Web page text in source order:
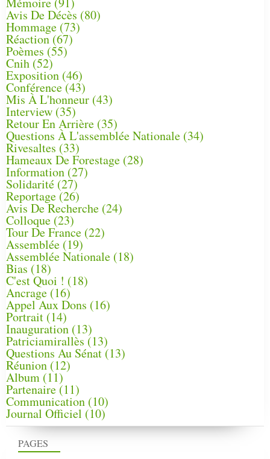
PAGES
Avis De Décès (80)
Hommage (73)
Réaction(67)
Poèmes (55)
Cnih (52)
Exposition (46)
Conférence(43)
Mis À L'honneur (43)
Interview (35)
Retour En Arrière (35)
Questions À L'assemblée Nationale (34)
Rivesaltes (33)
Hameaux De Forestage (28)
Information (27)
Solidarité (27)
Reportage(26)
Avis De Recherche (24)
Colloque (23)
Tour De France (22)
Assemblée (19)
Assemblée Nationale (18)
Bias (18)
C'est Quoi ! (18)
Ancrage (16)
Appel Aux Dons (16)
Portrait (14)
Inauguration (13)
Patriciamirallès (13)
Questions Au Sénat(13)
Réunion (12)
Album (11)
Partenaire(11)
Communication (10)
Journal Officiel (10)